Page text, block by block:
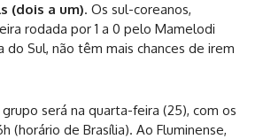
(dois a um). Os sul-coreanos,
rodada por 1 a 0 pelo Mamelodi
do Sul, não têm mais chances de irem
será na quarta-feira (25), com os
(horário de Brasília). Ao Fluminense,